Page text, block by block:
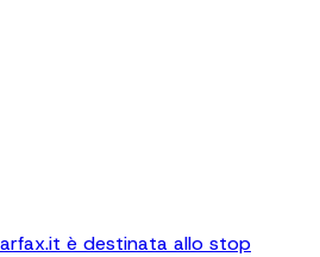
è destinata allo stop